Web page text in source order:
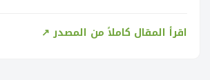
اقرأ المقال كاملاً من المصدر ↗